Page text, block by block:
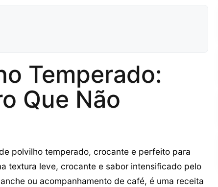
Temperado:
Que Não
polvilho temperado, crocante e perfeito para
textura leve, crocante e sabor intensificado pelo
ou acompanhamento de café, é uma receita